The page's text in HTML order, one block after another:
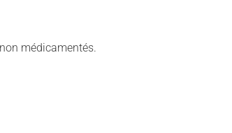
médicamentés.